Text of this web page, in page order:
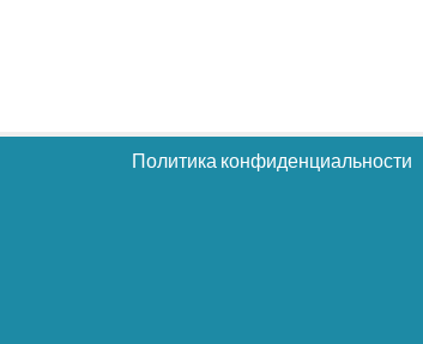
Политика конфиденциальности